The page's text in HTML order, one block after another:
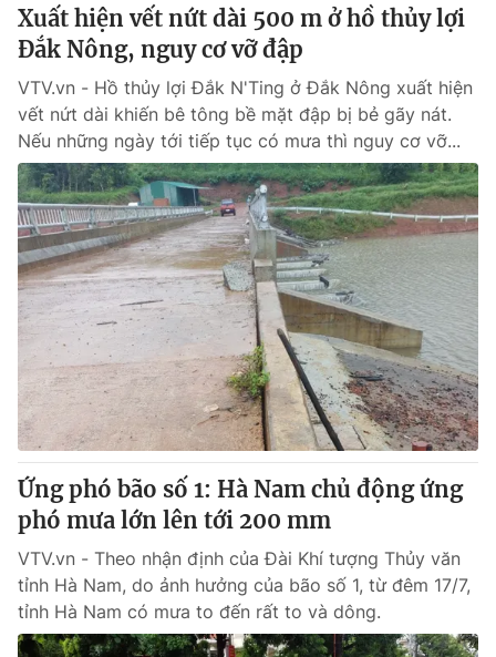
Xuất hiện vết nứt dài 500 m ở hồ thủy lợi
Đắk Nông, nguy cơ vỡ đập
VTV.vn - Hồ thủy lợi Đắk N'Ting ở Đắk Nông xuất hiện
vết nứt dài khiến bê tông bề mặt đập bị bẻ gãy nát.
Nếu những ngày tới tiếp tục có mưa thì nguy cơ vỡ...
Ứng phó bão số 1: Hà Nam chủ động ứng
phó mưa lớn lên tới 200 mm
VTV.vn - Theo nhận định của Đài Khí tượng Thủy văn
tỉnh Hà Nam, do ảnh hưởng của bão số 1, từ đêm 17/7,
tỉnh Hà Nam có mưa to đến rất to và dông.